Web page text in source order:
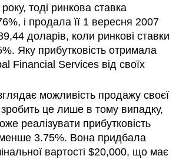
тоді ринкова ставка
і продала її 1 вересня 2007
доларів, коли ринкові ставки
Яку прибутковість отримала
Financial Services від своїх
можливість продажу своєї
зробить це лише в тому випадку,
реалізувати прибутковість
менше 3.75%. Вона придбала
вартості $20,000, що має